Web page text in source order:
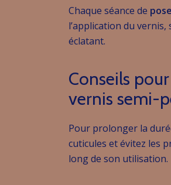
Chaque séance de
l’application du vernis,
éclatant.
Conseils
vernis semi-
Pour prolonger la
cuticules et évitez les
long de son utilisation.